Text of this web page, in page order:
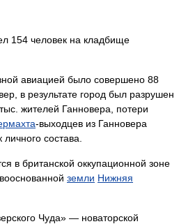
154 человек на кладбище
авиацией было совершено 88
в результате город был разрушен
жителей Ганновера, потери
-выходцев из Ганновера
состава.
в британской оккупационной зоне
земли Нижняя
Чуда» — новаторской